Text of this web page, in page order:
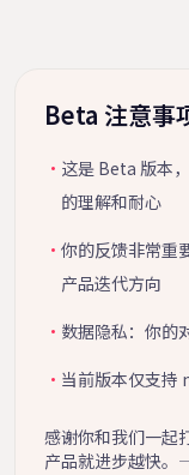
Beta 注意事
· 这是 Beta 版本
的理解和耐心
· 你的反馈非常重
产品迭代方向
· 数据隐私：你的
· 当前版本仅支持
感谢你和我们一起
产品就进步越快